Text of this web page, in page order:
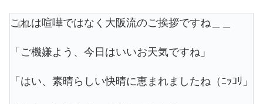
これは喧嘩ではなく大阪流のご挨拶ですね＿＿
「ご機嫌よう、今日はいいお天気ですね」
「はい、素晴らしい快晴に恵まれましたね（ﾆｯｺﾘ」